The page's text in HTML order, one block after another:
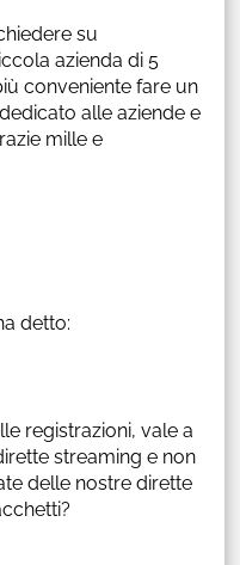
su
azienda di 5
conveniente fare un
alle aziende e
mille e
detto:
registrazioni, vale a
streaming e non
delle nostre dirette